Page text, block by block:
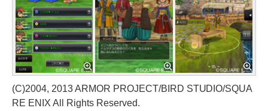
(C)2004, 2013 ARMOR PROJECT/BIRD STUDIO/SQUA
RE ENIX All Rights Reserved.